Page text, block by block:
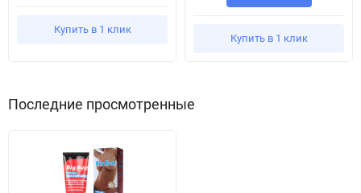
Купить в 1 клик
Купить в 1 клик
Последние просмотренные